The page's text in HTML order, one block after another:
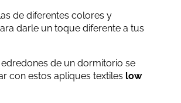
de diferentes colores y
darle un toque diferente a tus
de un dormitorio se
con estos apliques textiles low